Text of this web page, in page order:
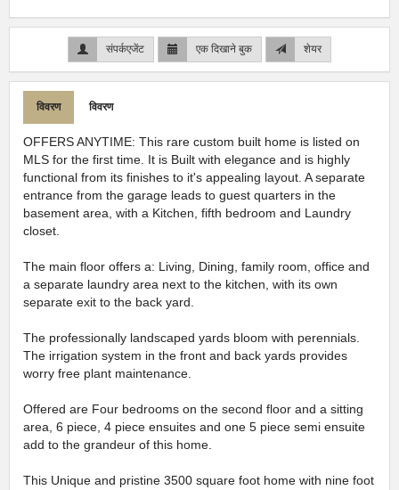
संपर्कएजेंट एक दिखाने बुक शेयर
विवरण विवरण
OFFERS ANYTIME: This rare custom built home is listed on
MLS for the first time. It is Built with elegance and is highly
functional from its finishes to it's appealing layout. A separate
entrance from the garage leads to guest quarters in the
basement area, with a Kitchen, fifth bedroom and Laundry
closet.
The main floor offers a: Living, Dining, family room, office and
a separate laundry area next to the kitchen, with its own
separate exit to the back yard.
The professionally landscaped yards bloom with perennials.
The irrigation system in the front and back yards provides
worry free plant maintenance.
Offered are Four bedrooms on the second floor and a sitting
area, 6 piece, 4 piece ensuites and one 5 piece semi ensuite
add to the grandeur of this home.
This Unique and pristine 3500 square foot home with nine foot